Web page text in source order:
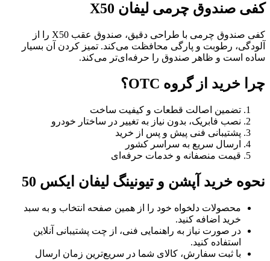
کفی صندوق چرمی لیفان X50
کفی صندوق چرمی با طراحی دقیق، صندوق عقب X50 را از
آلودگی، رطوبت و پارگی محافظت می‌کند. تمیز کردن آن بسیار
ساده است و ظاهر صندوق را حرفه‌ای‌تر می‌کند.
چرا خرید از گروه OTC؟
تضمین اصالت قطعات و کیفیت ساخت
نصب فابریک، بدون نیاز به تغییر در ساختار خودرو
پشتیبانی فنی پیش و پس از خرید
ارسال سریع به سراسر کشور
قیمت منصفانه و خدمات حرفه‌ای
نحوه خرید آپشن و تیونینگ لیفان ایکس 50
محصولات دلخواه خود را از همین صفحه انتخاب و به سبد
خرید اضافه کنید.
در صورت نیاز به راهنمایی فنی، از چت پشتیبانی آنلاین
استفاده کنید.
با ثبت سفارش، کالای شما در سریع‌ترین زمان ارسال